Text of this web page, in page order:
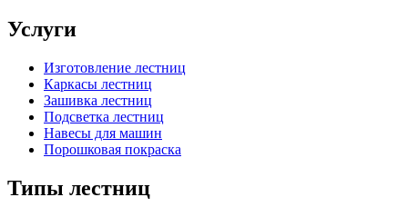
Услуги
Изготовление лестниц
Каркасы лестниц
Зашивка лестниц
Подсветка лестниц
Навесы для машин
Порошковая покраска
Типы лестниц